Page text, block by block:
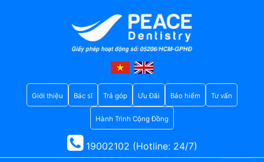
Giới thiệu Bác sĩ Trả góp Ưu Đãi Bảo hiểm Tư vấn
Hành Trình Cộng Đồng
19002102 (Hotline: 24/7)